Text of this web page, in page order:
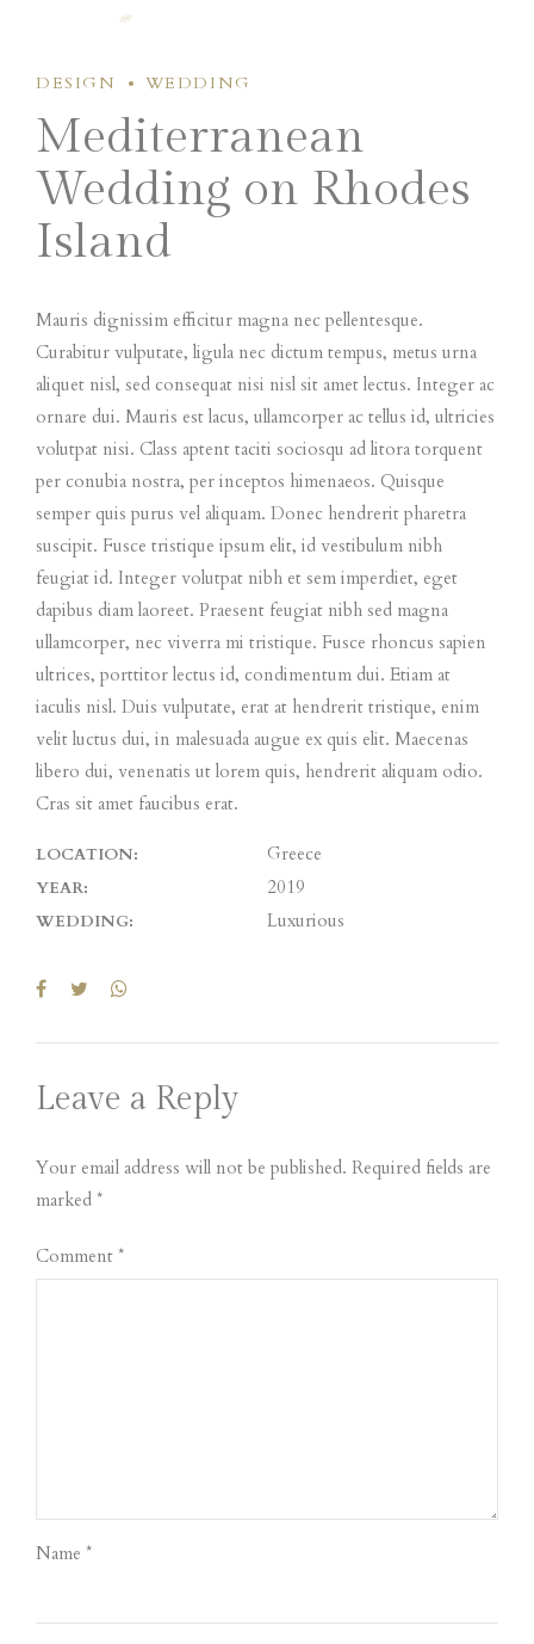
DESIGN WEDDING
Mediterranean
Wedding on Rhodes
Island
Mauris dignissim efficitur magna nec pellentesque.
Curabitur vulputate, ligula nec dictum tempus, metus urna
aliquet nisl, sed consequat nisi nisl sit amet lectus. Integer ac
ornare dui. Mauris est lacus, ullamcorper ac tellus id, ultricies
volutpat nisi. Class aptent taciti sociosqu ad litora torquent
per conubia nostra, per inceptos himenaeos. Quisque
semper quis purus vel aliquam. Donec hendrerit pharetra
suscipit. Fusce tristique ipsum elit, id vestibulum nibh
feugiat id. Integer volutpat nibh et sem imperdiet, eget
dapibus diam laoreet. Praesent feugiat nibh sed magna
ullamcorper, nec viverra mi tristique. Fusce rhoncus sapien
ultrices, porttitor lectus id, condimentum dui. Etiam at
iaculis nisl. Duis vulputate, erat at hendrerit tristique, enim
velit luctus dui, in malesuada augue ex quis elit. Maecenas
libero dui, venenatis ut lorem quis, hendrerit aliquam odio.
Cras sit amet faucibus erat.
LOCATION: Greece
YEAR: 2019
WEDDING: Luxurious
Leave a Reply
Your email address will not be published. Required fields are
marked *
Comment *
Name *